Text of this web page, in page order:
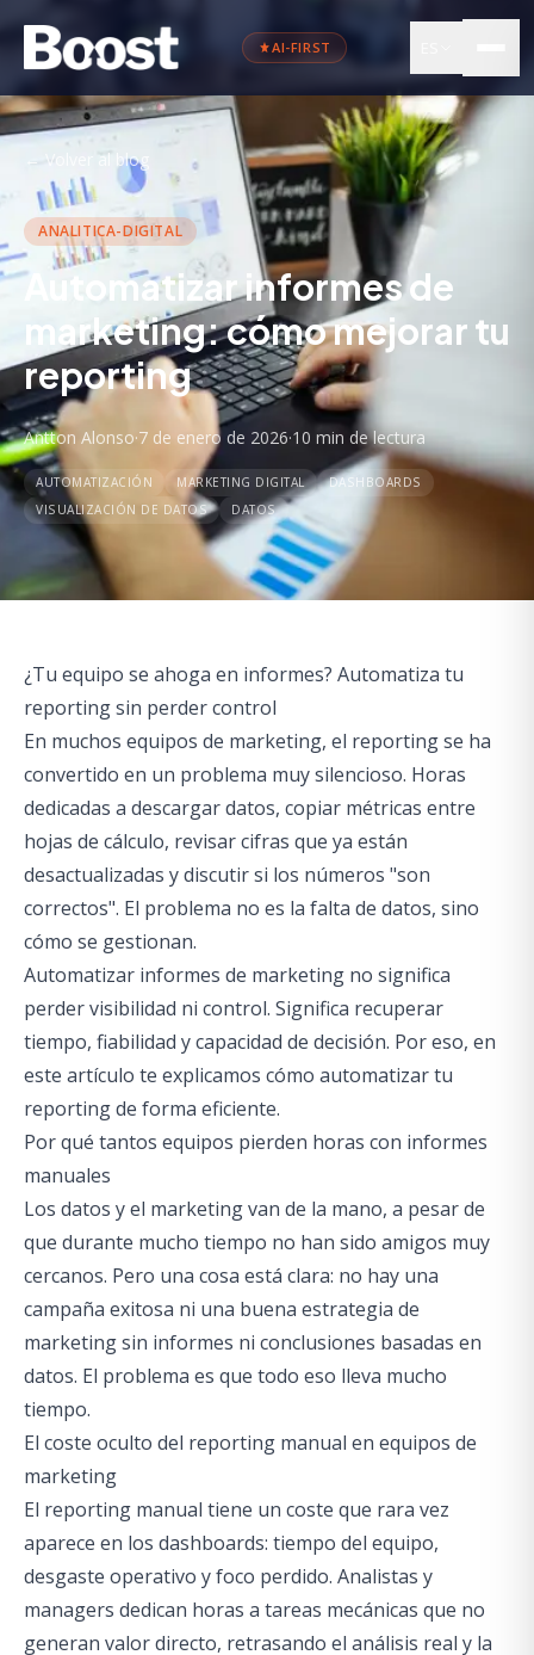
AI-FIRST
← Volver al blog
ANALITICA-DIGITAL
Automatizar informes de
marketing: cómo mejorar tu
reporting
Antton Alonso·7 de enero de 2026·10 min de lectura
AUTOMATIZACIÓN MARKETING DIGITAL
DASHBOARDS
VISUALIZACIÓN DE DATOS
DATOS
¿Tu equipo se ahoga en informes? Automatiza tu
reporting sin perder control
En muchos equipos de marketing, el reporting se ha
convertido en un problema muy silencioso. Horas
dedicadas a descargar datos, copiar métricas entre
hojas de cálculo, revisar cifras que ya están
desactualizadas y discutir si los números "son
correctos". El problema no es la falta de datos, sino
cómo se gestionan.
Automatizar informes de marketing no significa
perder visibilidad ni control. Significa recuperar
tiempo, fiabilidad y capacidad de decisión. Por eso, en
este artículo te explicamos cómo automatizar tu
reporting de forma eficiente.
Por qué tantos equipos pierden horas con informes
manuales
Los datos y el marketing van de la mano, a pesar de
que durante mucho tiempo no han sido amigos muy
cercanos. Pero una cosa está clara: no hay una
campaña exitosa ni una buena estrategia de
marketing sin informes ni conclusiones basadas en
datos. El problema es que todo eso lleva mucho
tiempo.
El coste oculto del reporting manual en equipos de
marketing
El reporting manual tiene un coste que rara vez
aparece en los dashboards: tiempo del equipo,
desgaste operativo y foco perdido. Analistas y
managers dedican horas a tareas mecánicas que no
generan valor directo, retrasando el análisis real y la